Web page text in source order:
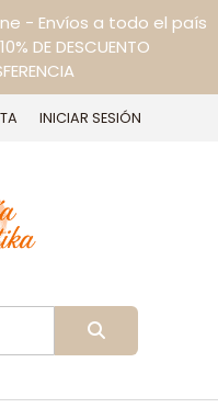
- Envíos a todo el país
DE DESCUENTO
INICIAR SESIÓN